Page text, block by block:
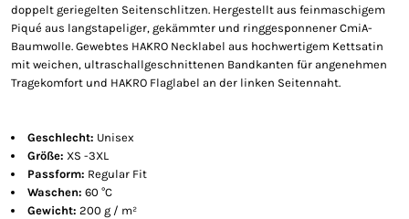
doppelt geriegelten Seitenschlitzen. Hergestellt aus feinmaschigem
Piqué aus langstapeliger, gekämmter und ringgesponnener CmiA-
Baumwolle. Gewebtes HAKRO Necklabel aus hochwertigem Kettsatin
mit weichen, ultraschallgeschnittenen Bandkanten für angenehmen
Tragekomfort und HAKRO Flaglabel an der linken Seitennaht.
Geschlecht: Unisex
Größe: XS -3XL
Passform: Regular Fit
Waschen: 60 °C
Gewicht: 200 g / m²